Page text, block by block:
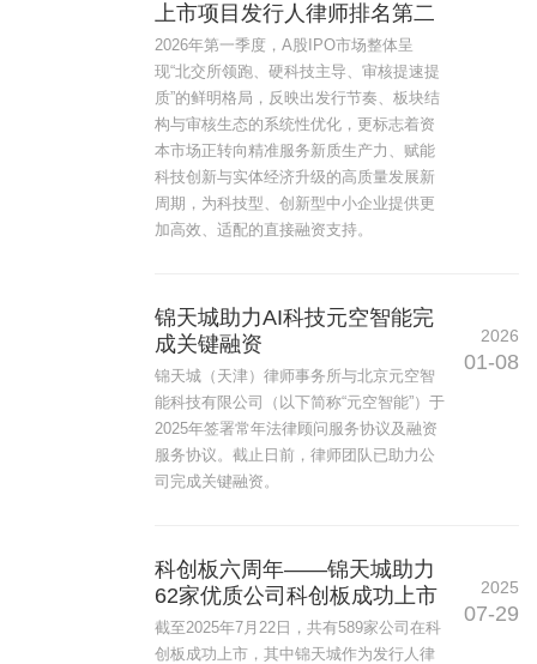
上市项目发行人律师排名第二
2026年第一季度，A股IPO市场整体呈
现“北交所领跑、硬科技主导、审核提速提
质”的鲜明格局，反映出发行节奏、板块结
构与审核生态的系统性优化，更标志着资
本市场正转向精准服务新质生产力、赋能
科技创新与实体经济升级的高质量发展新
周期，为科技型、创新型中小企业提供更
加高效、适配的直接融资支持。
锦天城助力AI科技元空智能完
成关键融资
锦天城（天津）律师事务所与北京元空智
能科技有限公司（以下简称“元空智能”）于
2025年签署常年法律顾问服务协议及融资
服务协议。截止日前，律师团队已助力公
司完成关键融资。
2026
01-08
科创板六周年——锦天城助力
62家优质公司科创板成功上市
截至2025年7月22日，共有589家公司在科
创板成功上市，其中锦天城作为发行人律
2025
07-29